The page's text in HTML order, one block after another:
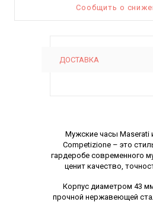
Сообщить о
ДОСТАВКА
Описание
Мужские часы Maserati
Competizione – это
гардеробе современного
ценит качество,
Корпус диаметром 43
прочной нержавеющей